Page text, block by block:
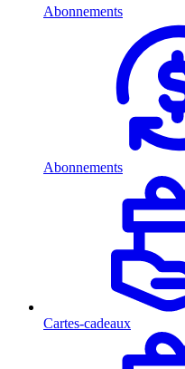
Abonnements
Abonnements
Cartes-cadeaux